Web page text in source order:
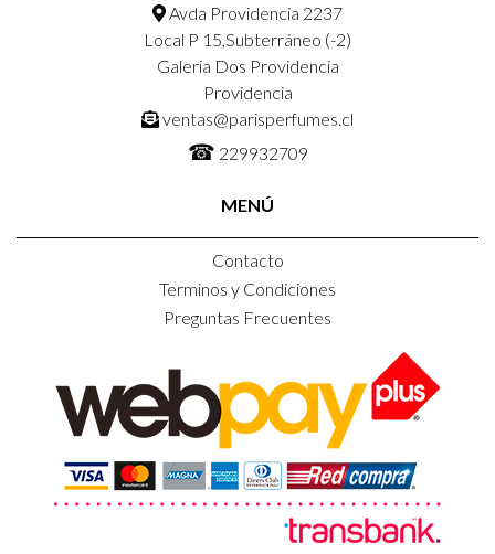
Avda Providencia 2237
Local P 15,Subterráneo (-2)
Galeria Dos Providencia
Providencia
ventas@parisperfumes.cl
☎ 229932709
MENÚ
Contacto
Terminos y Condiciones
Preguntas Frecuentes